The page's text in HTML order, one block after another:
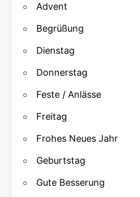
Advent
Begrüßung
Dienstag
Donnerstag
Feste / Anlässe
Freitag
Frohes Neues Jahr
Geburtstag
Gute Besserung